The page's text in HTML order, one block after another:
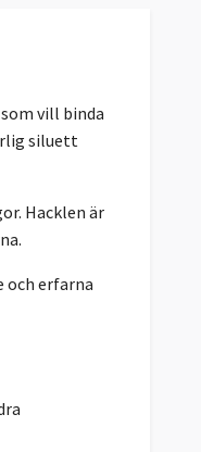
vill binda
siluett
Hacklen är
och erfarna